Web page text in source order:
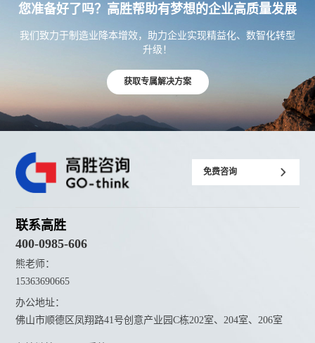
您准备好了吗？高胜帮助有梦想的企业高质量发展
我们致力于制造业降本增效，助力企业实现精益化、数智化转型
升级！
获取专属解决方案
免费咨询
联系高胜
400-0985-606
熊老师：
15363690665
办公地址：
佛山市顺德区凤翔路41号创意产业园C栋202室、204室、206室